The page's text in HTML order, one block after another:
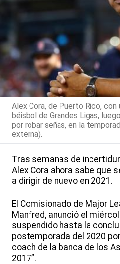
Alex Cora, de Puerto Rico,
béisbol de Grandes Ligas,
por robar señas, en la
externa).
Tras semanas de
Alex Cora ahora sabe que
a dirigir de nuevo en 2021.
El Comisionado de Major
Manfred, anunció el
suspendido hasta la
postemporada del 2020
coach de la banca de los
2017”.